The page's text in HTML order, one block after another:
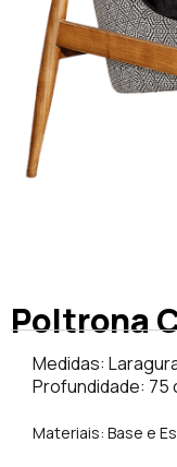
Poltrona
Medidas:
Profundidade: 75
Materiais: Base e